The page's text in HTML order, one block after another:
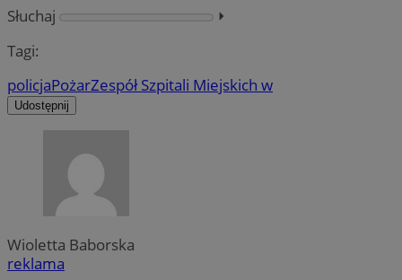
Słuchaj
⏵︎
Tagi:
policjaPożarZespół Szpitali Miejskich w
Udostępnij
Wioletta Baborska
reklama